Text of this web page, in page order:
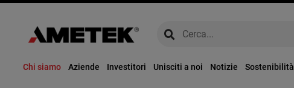
global-search
global-search
Chi siamo Aziende Investitori Unisciti a noi Notizie Sostenibilità